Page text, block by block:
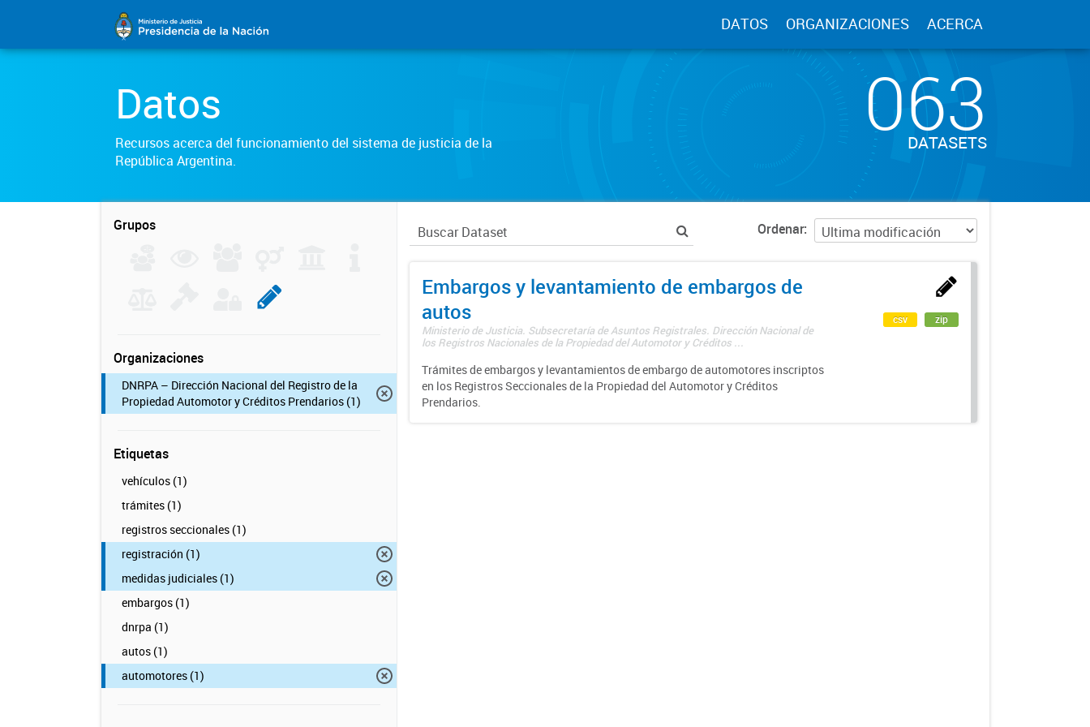
DATOS ORGANIZACIONES ACERCA
Datos
Recursos acerca del funcionamiento del sistema de justicia de la
República Argentina.
063
DATASETS
Grupos
Organizaciones
DNRPA – Dirección Nacional del Registro de la
Propiedad Automotor y Créditos Prendarios (1)
Etiquetas
vehículos (1)
trámites (1)
registros seccionales (1)
registración (1)
medidas judiciales (1)
embargos (1)
dnrpa (1)
autos (1)
automotores (1)
Ordenar
Embargos y levantamiento de embargos de
autos
Ministerio de Justicia. Subsecretaría de Asuntos Registrales. Dirección Nacional de
los Registros Nacionales de la Propiedad del Automotor y Créditos ...
Trámites de embargos y levantamientos de embargo de automotores inscriptos
en los Registros Seccionales de la Propiedad del Automotor y Créditos
Prendarios.
csv zip